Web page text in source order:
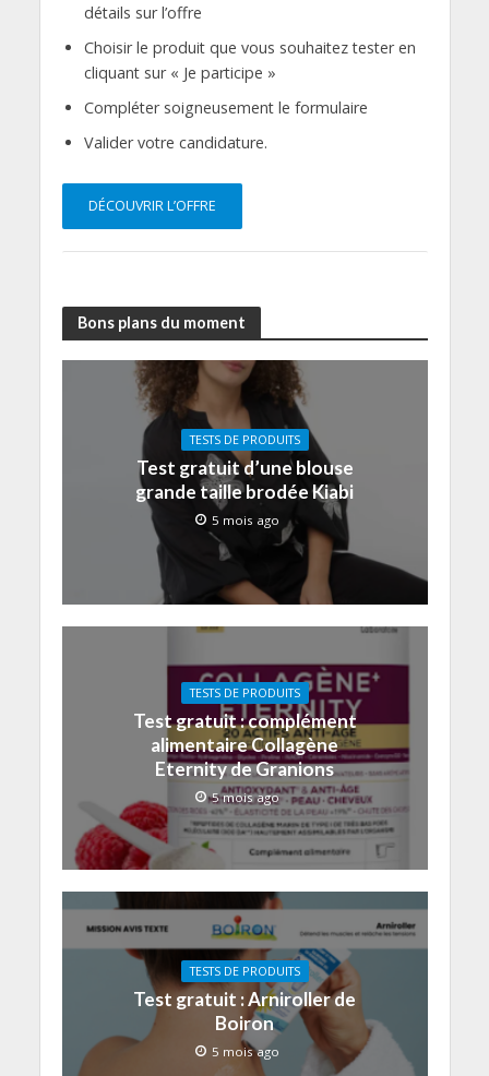
détails sur l’offre
Choisir le produit que vous souhaitez tester en
cliquant sur « Je participe »
Compléter soigneusement le formulaire
Valider votre candidature.
DÉCOUVRIR L’OFFRE
Bons plans du moment
TESTS DE PRODUITS
Test gratuit d’une blouse
grande taille brodée Kiabi
5 mois ago
TESTS DE PRODUITS
Test gratuit : complément
alimentaire Collagène
Eternity de Granions
5 mois ago
TESTS DE PRODUITS
Test gratuit : Arniroller de
Boiron
5 mois ago